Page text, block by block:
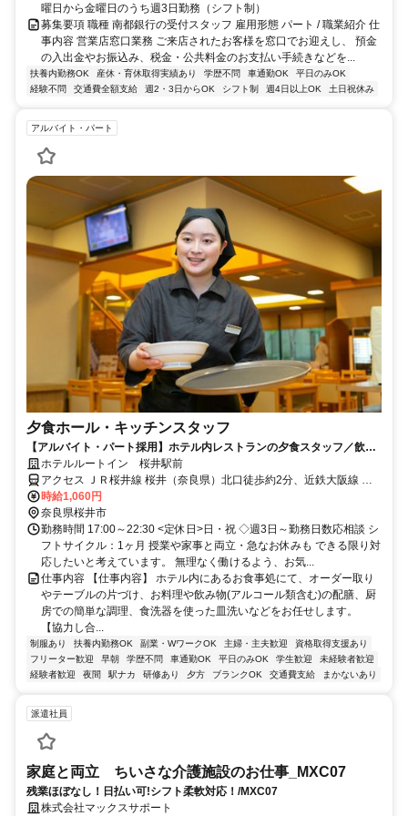
曜日から金曜日のうち週3日勤務（シフト制）
募集要項 職種 南都銀行の受付スタッフ 雇用形態 パート / 職業紹介 仕
事内容 営業店窓口業務 ご来店されたお客様を窓口でお迎えし、 預金
の入出金やお振込み、税金・公共料金のお支払い手続きなどを...
扶養内勤務OK 産休・育休取得実績あり 学歴不問 車通勤OK
平日のみOK
経験不問
交通費全額支給 週2・3日からOK シフト制 週4日以上OK 土日祝休み
アルバイト・パート
夕食ホール・キッチンスタッフ
【アルバイト・パート採用】ホテル内レストランの夕食スタッフ／飲食
未経験歓迎！学生・主婦活躍中
ホテルルートイン 桜井駅前
アクセス ＪＲ桜井線 桜井（奈良県）北口徒歩約2分、近鉄大阪線 桜
井（奈良県）北口徒歩約2分
時給1,060円
奈良県桜井市
勤務時間 17:00～22:30 <定休日>日・祝 ◇週3日～勤務日数応相談 シ
フトサイクル：1ヶ月 授業や家事と両立・急なお休みも できる限り対
応したいと考えています。 無理なく働けるよう、お気...
仕事内容 【仕事内容】 ホテル内にあるお食事処にて、オーダー取り
やテーブルの片づけ、お料理や飲み物(アルコール類含む)の配膳、厨
房での簡単な調理、食洗器を使った皿洗いなどをお任せします。
【協力し合...
制服あり 扶養内勤務OK 副業・WワークOK 主婦・主夫歓迎
資格取得支援あり
フリーター歓迎
早朝 学歴不問 車通勤OK 平日のみOK 学生歓迎
未経験者歓迎
経験者歓迎
夜間 駅ナカ 研修あり 夕方 ブランクOK 交通費支給 まかないあり
派遣社員
家庭と両立 ちいさな介護施設のお仕事_MXC07
残業ほぼなし！日払い可!シフト柔軟対応！/MXC07
株式会社マックスサポート